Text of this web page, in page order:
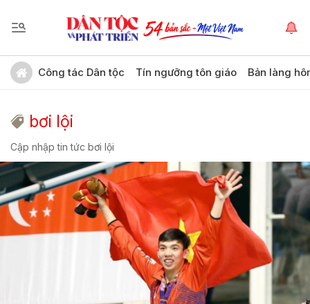
Công tác Dân tộc Tín ngưỡng tôn giáo Bản làng
bơi lội
Cập nhập tin tức bơi lội